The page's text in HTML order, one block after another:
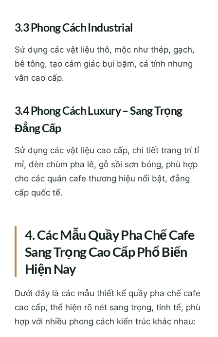
3.3 Phong Cách Industrial
Sử dụng các vật liệu thô, mộc như thép, gạch,
bê tông, tạo cảm giác bụi bặm, cá tính nhưng
vẫn cao cấp.
3.4 Phong Cách Luxury – Sang Trọng
Đẳng Cấp
Sử dụng các vật liệu cao cấp, chi tiết trang trí tỉ
mỉ, đèn chùm pha lê, gỗ sồi sơn bóng, phù hợp
cho các quán cafe thương hiệu nổi bật, đẳng
cấp quốc tế.
4. Các Mẫu Quầy Pha Chế Cafe
Sang Trọng Cao Cấp Phổ Biến
Hiện Nay
Dưới đây là các mẫu thiết kế quầy pha chế cafe
cao cấp, thể hiện rõ nét sang trọng, tinh tế, phù
hợp với nhiều phong cách kiến trúc khác nhau: